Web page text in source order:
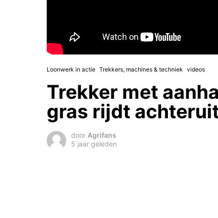
Loonwerk in actie Trekkers, machines & techniek videos
Trekker met
gras rijdt
door Agrifans
5 jaar geleden